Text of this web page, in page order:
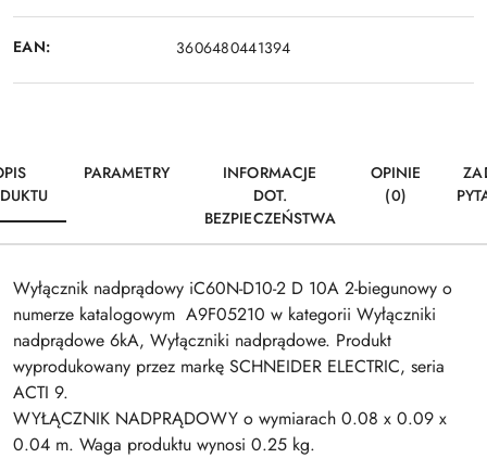
EAN: 3606480441394
PARAMETRY
INFORMACJE
DOT.
BEZPIECZEŃSTWA
OPINIE
(0)
Wyłącznik nadprądowy iC60N-D10-2 D 10A 2-biegunowy o
numerze katalogowym A9F05210 w kategorii Wyłączniki
nadprądowe 6kA, Wyłączniki nadprądowe. Produkt
wyprodukowany przez markę SCHNEIDER ELECTRIC, seria
ACTI 9.
WYŁĄCZNIK NADPRĄDOWY o wymiarach 0.08 x 0.09 x
0.04 m. Waga produktu wynosi 0.25 kg.